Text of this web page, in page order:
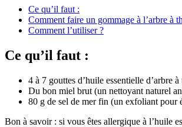
Ce qu’il faut :
Comment faire un gommage à l’arbre à
Comment l’utiliser ?
Ce qu’il faut :
4 à 7 gouttes d’huile essentielle d’arbre à
Du bon miel brut (un nettoyant naturel
80 g de sel de mer fin (un exfoliant pour
Bon à savoir : si vous êtes allergique à l’huile